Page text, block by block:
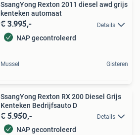
SsangYong Rexton 2011 diesel awd grijs
kenteken automaat
€ 3.995,- Details
NAP gecontroleerd
Mussel Gisteren
SsangYong Rexton RX 200 Diesel Grijs
Kenteken Bedrijfsauto D
€ 5.950,- Details
NAP gecontroleerd